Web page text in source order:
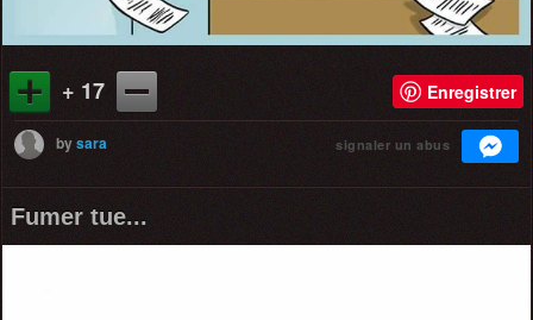
+ 17 Enregistrer
bysara signaler un abus
Fumer tue...